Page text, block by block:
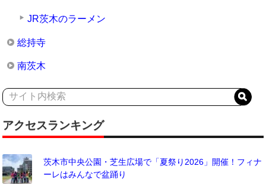
JR茨木のラーメン
総持寺
南茨木
アクセスランキング
茨木市中央公園・芝生広場で「夏祭り2026」開催！フィナ
ーレはみんなで盆踊り